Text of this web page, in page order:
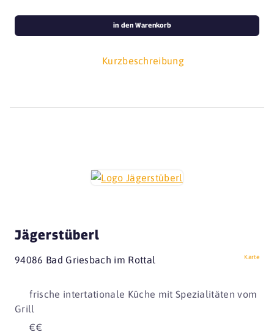
Kurzbeschreibung
in den Warenkorb
Jägerstüberl
94086 Bad Griesbach im Rottal Karte
frische intertationale Küche mit Spezialitäten vom
Grill
€€